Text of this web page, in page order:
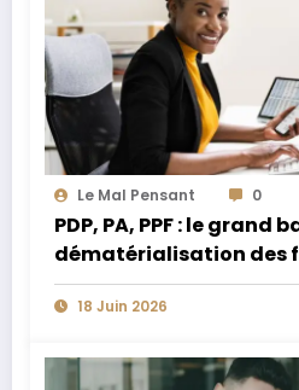
Le Mal Pensant 0
PDP, PA, PPF : le grand
dématérialisation des
expliqué
18 Juin 2026